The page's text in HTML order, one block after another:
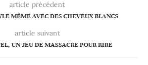
article précédent
MÊME AVEC DES CHEVEUX BLANCS
article suivant
UN JEU DE MASSACRE POUR RIRE